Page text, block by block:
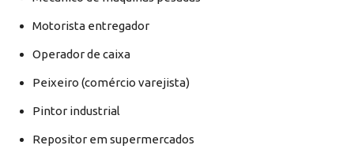
Motorista entregador
Operador de caixa
Peixeiro (comércio varejista)
Pintor industrial
Repositor em supermercados